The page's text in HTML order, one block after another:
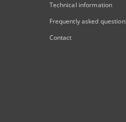
Technical information
Frequently asked
Contact